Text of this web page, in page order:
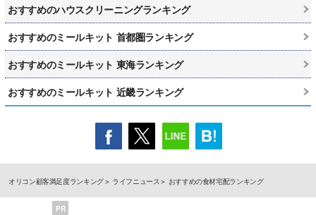
おすすめのハウスクリーニングランキング
おすすめのミールキット 首都圏ランキング
おすすめのミールキット 東海ランキング
おすすめのミールキット 近畿ランキング
オリコン顧客満足度ランキング ライフニュース おすすめの食材宅配ランキング
PR